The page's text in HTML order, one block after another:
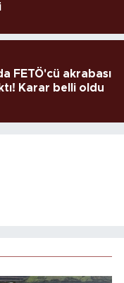
FETÖ'cü akrabası
Karar belli oldu